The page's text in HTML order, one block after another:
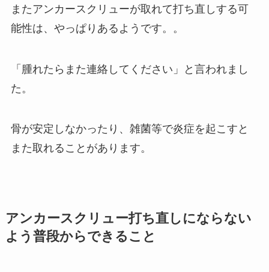
またアンカースクリューが取れて打ち直しする可
能性は、やっぱりあるようです。。
「腫れたらまた連絡してください」と言われまし
た。
骨が安定しなかったり、雑菌等で炎症を起こすと
また取れることがあります。
アンカースクリュー打ち直しにならない
よう普段からできること